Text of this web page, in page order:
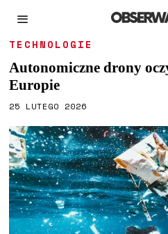
TECHNOLOGIE
Autonomiczne drony
Europie
25 LUTEGO 2026